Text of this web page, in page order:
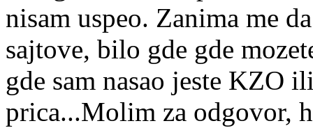
nisam uspeo. Zanima me
sajtove, bilo gde gde
gde sam nasao jeste KZO
prica...Molim za odgovor,